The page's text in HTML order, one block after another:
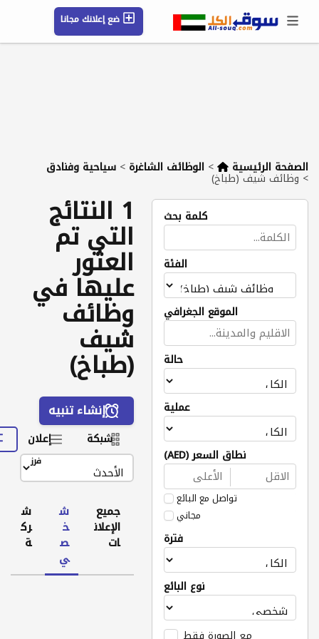
ضع إعلانك مجانا
حسابي / تسجيل
الصفحة الرئيسية > الوظائف الشاغرة > سياحية وفنادق
> وظائف شيف (طباخ)
كلمة بحث
الفئة
الموقع الجغرافي
حالة
عملية
نطاق السعر (AED)
تواصل مع البائع
مجاني
فترة
نوع البائع
1 النتائج
التي تم
العثور
عليها في
وظائف
شيف
(طباخ)
إنشاء تنبيه
شبكة إعلان
فرز
جميع
الإعلان
ات
ش
خ
ص
ي
ش
رك
ة